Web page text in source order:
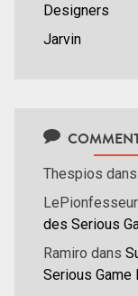
Designers
Jarvin
Thespios dans
LePionfesseur
des Serious
Ramiro dans
Serious Game